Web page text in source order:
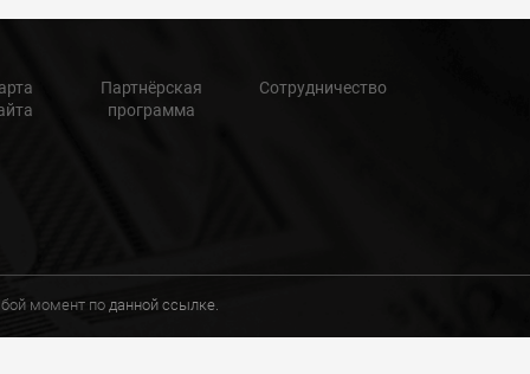
Партнёрская
программа
Сотрудничество
момент по данной ссылке.